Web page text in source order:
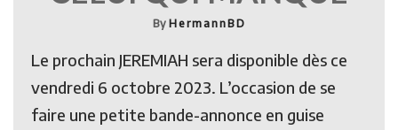
By HermannBD
Le prochain JEREMIAH sera disponible dès ce
vendredi 6 octobre 2023. L’occasion de se
faire une petite bande-annonce en guise